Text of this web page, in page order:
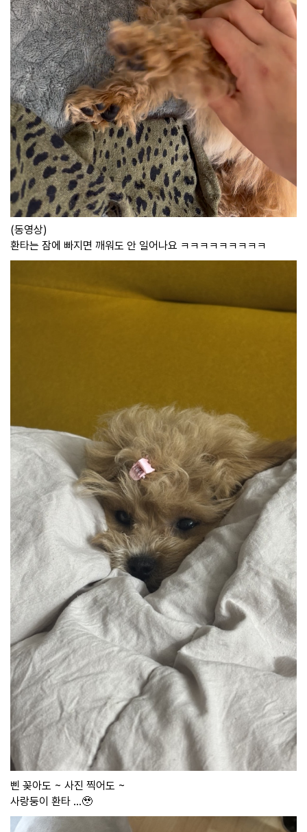
(동영상)
환타는 잠에 빠지면 깨워도 안 일어나요 ㅋㅋㅋㅋㅋㅋㅋㅋㅋ
삔 꽂아도 ~ 사진 찍어도 ~
사랑둥이 환타 ...🥹